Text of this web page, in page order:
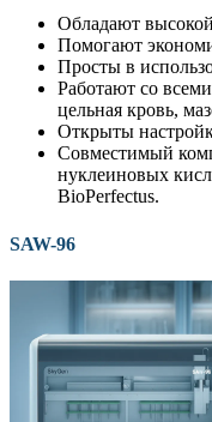
Обладают
Помогают
Просты в
Работают со
цельная кровь,
Открыты
Совместимый
нуклеиновых
BioPerfectus.
SAW-96